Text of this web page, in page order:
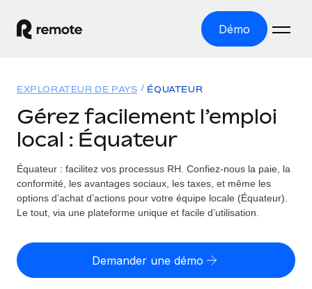
Démo
EMPLOI À L’INTERNATIONAL
Paie multipays
Gérez la paie facilement et en toute conformité
Employer of record
entités
Solutions
COUVERTURE MONDIALE
Explorateur de pays
Toutes les informations sur l’emploi à l’international,
Explorateur des États-Unis (par État)
Simplifiez l’embauche à travers les différents États des
Ressources
OUTILS & CALCULATEURS
Évaluez le risque de requalification de contrat par pays
Tarification
EXPLORATEUR DE PAYS ÉQUATEUR
Gérez facilement l’emploi
local : Équateur
Équateur : facilitez vos processus RH. Confiez-nous la paie, la
conformité, les avantages sociaux, les taxes, et même les
options d’achat d’actions pour votre équipe locale (Équateur).
Le tout, via une plateforme unique et facile d’utilisation.
Demander une démo